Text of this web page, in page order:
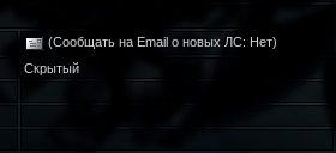
(Сообщать на Email о новых ЛС: Нет)
Скрытый